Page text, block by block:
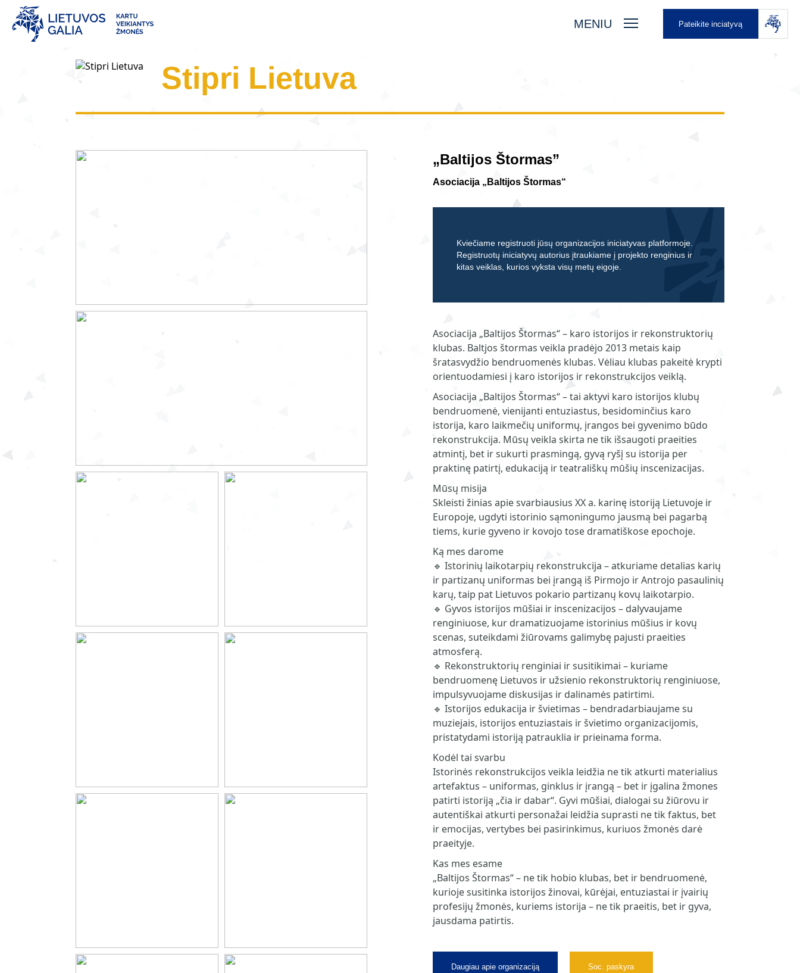
MENIU Pateikite inciatyvą
Stipri Lietuva
„Baltijos Štormas”
Asociacija „Baltijos Štormas“
Kviečiame registruoti jūsų organizacijos iniciatyvas platformoje.
Registruotų iniciatyvų autorius įtraukiame į projekto renginius ir
kitas veiklas, kurios vyksta visų metų eigoje.
Asociacija „Baltijos Štormas“ – karo istorijos ir rekonstruktorių
klubas. Baltjos štormas veikla pradėjo 2013 metais kaip
šratasvydžio bendruomenės klubas. Vėliau klubas pakeitė krypti
orientuodamiesi į karo istorijos ir rekonstrukcijos veiklą.
Asociacija „Baltijos Štormas“ – tai aktyvi karo istorijos klubų
bendruomenė, vienijanti entuziastus, besidominčius karo
istorija, karo laikmečių uniformų, įrangos bei gyvenimo būdo
rekonstrukcija. Mūsų veikla skirta ne tik išsaugoti praeities
atmintį, bet ir sukurti prasmingą, gyvą ryšį su istorija per
praktinę patirtį, edukaciją ir teatrališkų mūšių inscenizacijas.
Mūsų misija
Skleisti žinias apie svarbiausius XX a. karinę istoriją Lietuvoje ir
Europoje, ugdyti istorinio sąmoningumo jausmą bei pagarbą
tiems, kurie gyveno ir kovojo tose dramatiškose epochoje.
Ką mes darome
🔹 Istorinių laikotarpių rekonstrukcija – atkuriame detalias karių
ir partizanų uniformas bei įrangą iš Pirmojo ir Antrojo pasaulinių
karų, taip pat Lietuvos pokario partizanų kovų laikotarpio.
🔹 Gyvos istorijos mūšiai ir inscenizacijos – dalyvaujame
renginiuose, kur dramatizuojame istorinius mūšius ir kovų
scenas, suteikdami žiūrovams galimybę pajusti praeities
atmosferą.
🔹 Rekonstruktorių renginiai ir susitikimai – kuriame
bendruomenę Lietuvos ir užsienio rekonstruktorių renginiuose,
impulsyvuojame diskusijas ir dalinamės patirtimi.
🔹 Istorijos edukacija ir švietimas – bendradarbiaujame su
muziejais, istorijos entuziastais ir švietimo organizacijomis,
pristatydami istoriją patrauklia ir prieinama forma.
Kodėl tai svarbu
Istorinės rekonstrukcijos veikla leidžia ne tik atkurti materialius
artefaktus – uniformas, ginklus ir įrangą – bet ir įgalina žmones
patirti istoriją „čia ir dabar“. Gyvi mūšiai, dialogai su žiūrovu ir
autentiškai atkurti personažai leidžia suprasti ne tik faktus, bet
ir emocijas, vertybes bei pasirinkimus, kuriuos žmonės darė
praeityje.
Kas mes esame
„Baltijos Štormas“ – ne tik hobio klubas, bet ir bendruomenė,
kurioje susitinka istorijos žinovai, kūrėjai, entuziastai ir įvairių
profesijų žmonės, kuriems istorija – ne tik praeitis, bet ir gyva,
jausdama patirtis.
Daugiau apie organizaciją Soc. paskyra